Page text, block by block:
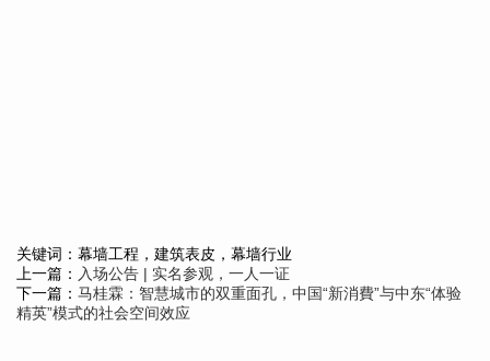
关键词：幕墙工程，建筑表皮，幕墙行业
上一篇： 入场公告 | 实名参观，一人一证
下一篇： 马桂霖：智慧城市的双重面孔，中国“新消費”与中东“体验
精英”模式的社会空间效应